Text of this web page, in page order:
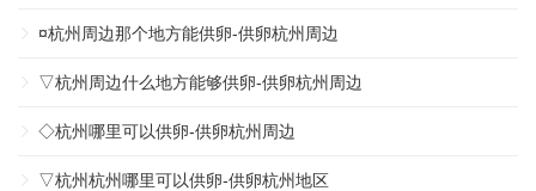
¤杭州周边那个地方能供卵-供卵杭州周边
▽杭州周边什么地方能够供卵-供卵杭州周边
◇杭州哪里可以供卵-供卵杭州周边
▽杭州杭州哪里可以供卵-供卵杭州地区